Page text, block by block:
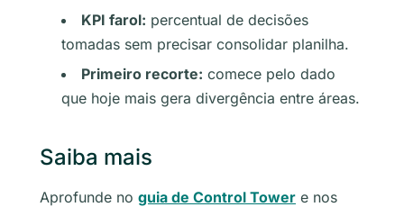
KPI farol: percentual de decisões
tomadas sem precisar consolidar planilha.
Primeiro recorte: comece pelo dado
que hoje mais gera divergência entre áreas.
Saiba mais
Aprofunde no guia de Control Tower e nos